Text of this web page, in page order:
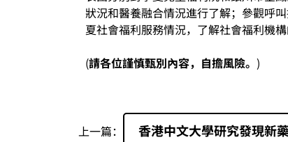
狀況和醫養融合情況進行了解；參觀呼
夏社會福利服務情況，了解社會福利機
(請各位謹慎甄別內容，自擔風險。 )
上一篇： 香港中文大學研究發現新